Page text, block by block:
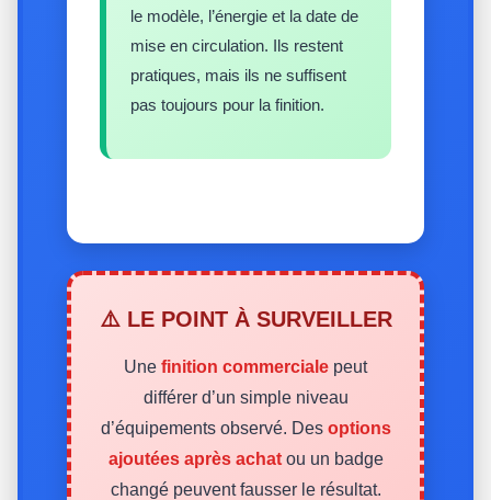
le modèle, l’énergie et la date de
mise en circulation. Ils restent
pratiques, mais ils ne suffisent
pas toujours pour la finition.
⚠️ LE POINT À SURVEILLER
Une finition commerciale peut
différer d’un simple niveau
d’équipements observé. Des options
ajoutées après achatou un badge
changé peuvent fausser le résultat.